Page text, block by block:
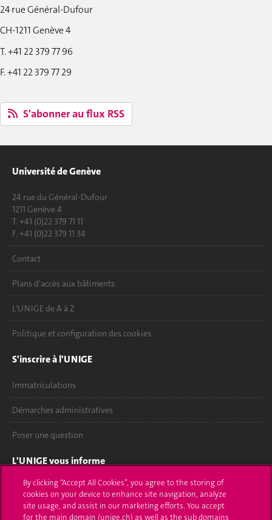
24 rue Général-Dufour
CH-1211 Genève 4
T. +41 22 379 77 96
F. +41 22 379 77 29
S'abonner au flux RSS
Université de Genève
24 rue du Général-Dufour
1211 Genève 4
T. +41 (0)22 379 71 11
F. +41 (0)22 379 11 34
Contact
Plans d'accès aux bâtiments
L'UNIGE de A à Z
Politique et configuration des cookies
S'inscrire à l'UNIGE
Immatriculations
Démarches administratives
Poser une question
L'UNIGE vous informe
UNIGE Mobile
Médias
By clicking “Accept All Cookies”, you agree to the storing of
cookies on your device to enhance site navigation, analyze
site usage, and assist in our marketing efforts. You accept
for the main domain (unige.ch) as well as the sub domains